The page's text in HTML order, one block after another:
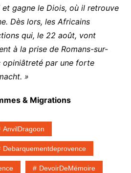
et gagne le Diois, où il retrouve
Dès lors, les Africains
qui, le 22 août, vont
à la prise de Romans-sur-
opiniâtreté par une forte
»
& Migrations
AnvilDragoon
Debarquementdeprovence
DevoirDeMémoire